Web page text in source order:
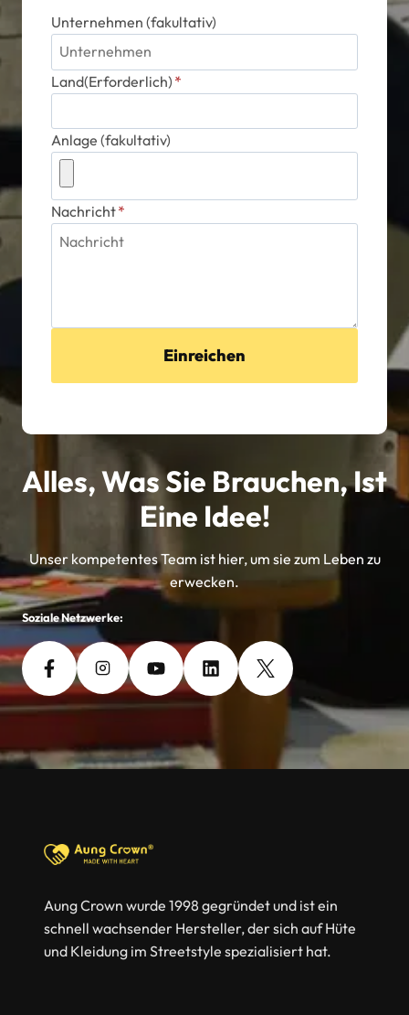
Unternehmen (fakultativ)
Land(Erforderlich) *
Anlage (fakultativ)
Nachricht*
Einreichen
Alles, Was Sie Brauchen, Ist
Eine Idee!
Unser kompetentes Team ist hier, um sie zum Leben zu
erwecken.
Soziale Netzwerke:
Aung Crown wurde 1998 gegründet und ist ein
schnell wachsender Hersteller, der sich auf Hüte
und Kleidung im Streetstyle spezialisiert hat.